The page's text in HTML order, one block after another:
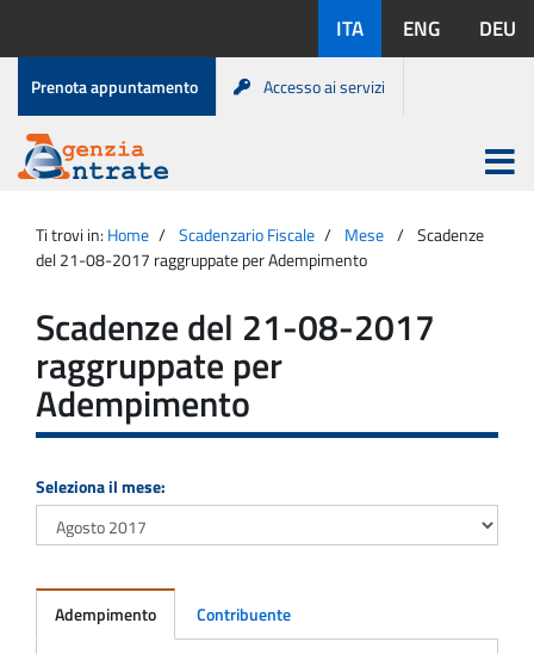
contenuto
disponibili:
ITA ENG DEU
Menu
di
servizio
Prenota appuntamento Accesso ai servizi
Agenzia
Entrate
Apri
menu
principale
Ti trovi in: Home Scadenzario Fiscale Mese
Scadenze
del 21-08-2017 raggruppate per Adempimento
Scadenze del 21-08-2017
raggruppate per
Adempimento
Seleziona il mese:
Adempimento Contribuente